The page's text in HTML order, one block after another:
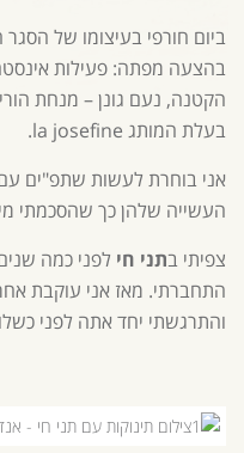
ביום חורפי בעיצומו של הסגר
בהצעה מפתה: פעילות אינסטה
הקטנה,נעם גונן – מנחת הורים
בעלת המותגla josefine
.
אני בוחרת לעשות שתפ"ים עם
העשייה שלהן כך שהסכמתי
צפיתי ב תני חילפני כמה שנים
התחברתי. מאז אני עוקבת
והתרגשתי יחד אתה לפני